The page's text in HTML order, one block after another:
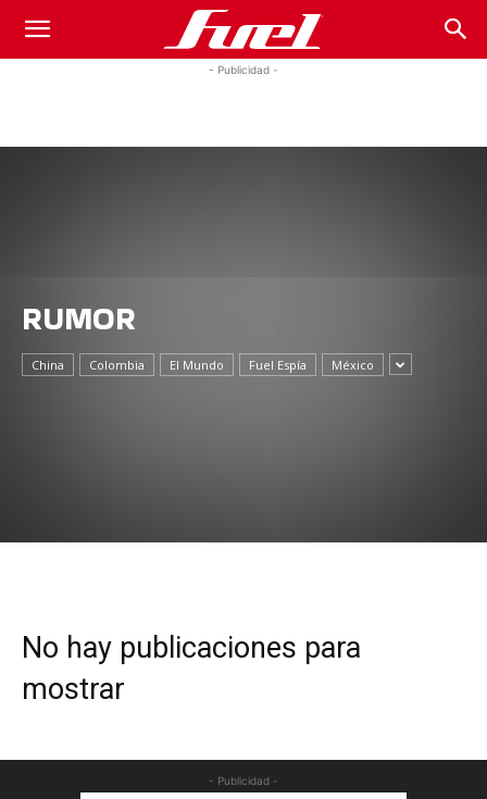
Fuel
- Publicidad -
RUMOR
China Colombia El Mundo Fuel Espía México
No hay publicaciones para
mostrar
- Publicidad -